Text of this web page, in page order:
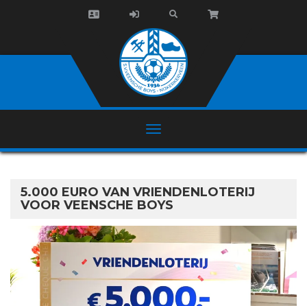
5.000 EURO VAN VRIENDENLOTERIJ
VOOR VEENSCHE BOYS